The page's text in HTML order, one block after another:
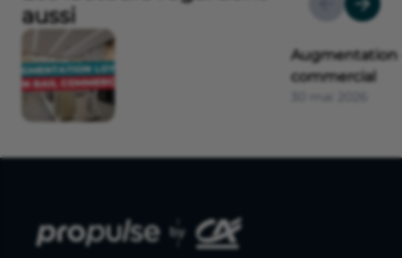
aussi
Augmentation
commercial